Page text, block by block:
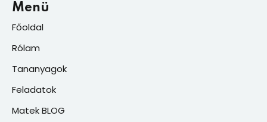
Menü
Főoldal
Rólam
Tananyagok
Feladatok
Matek BLOG